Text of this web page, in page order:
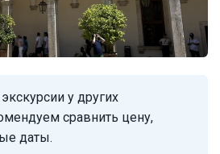
у других
сравнить цену,
даты.